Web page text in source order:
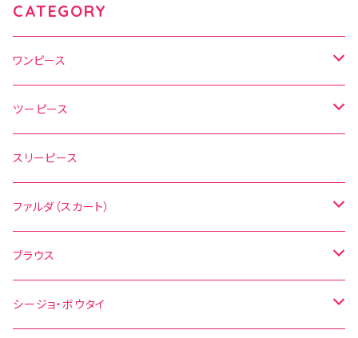
CATEGORY
ワンピース
水玉
花柄
無地
その他の柄
ツーピース
水玉
花柄
無地
その他の柄
スリーピース
ファルダ（スカート）
水玉
花柄
ブラウス
水玉
シージョ・ボウタイ